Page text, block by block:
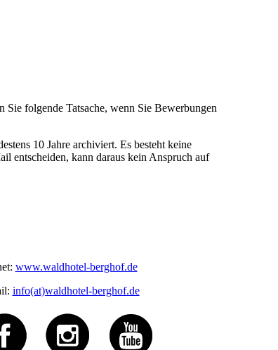
folgende Tatsache, wenn Sie Bewerbungen
10 Jahre archiviert. Es besteht keine
entscheiden, kann daraus kein Anspruch auf
www.waldhotel-berghof.de
info(at)waldhotel-berghof.de